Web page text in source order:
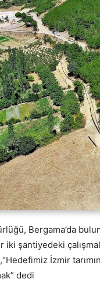
Bergama’da
iki şantiyedeki
İzmir
dedi